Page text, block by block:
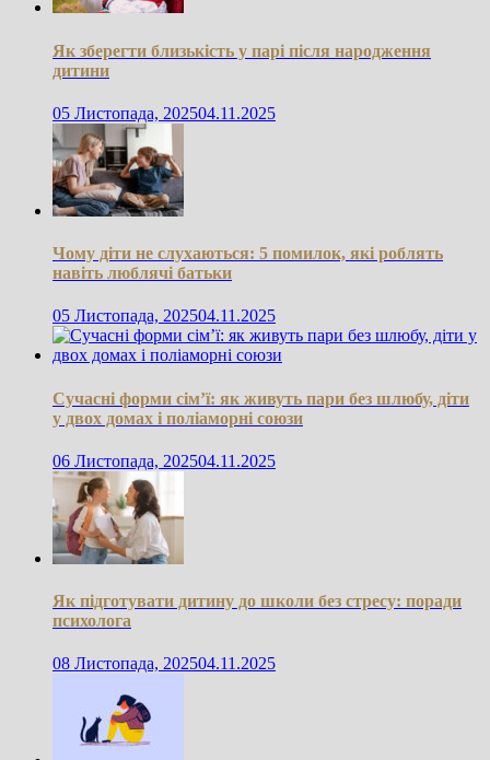
Як зберегти близькість у парі після народження
дитини
05 Листопада, 202504.11.2025
Чому діти не слухаються: 5 помилок, які роблять
навіть люблячі батьки
05 Листопада, 202504.11.2025
Сучасні форми сім’ї: як живуть пари без шлюбу, діти
у двох домах і поліаморні союзи
06 Листопада, 202504.11.2025
Як підготувати дитину до школи без стресу: поради
психолога
08 Листопада, 202504.11.2025